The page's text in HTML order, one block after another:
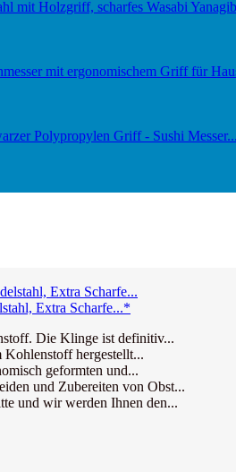
Extra Scharfe...*
Die Klinge ist definitiv...
Kohlenstoff hergestellt...
geformten und...
und Zubereiten von Obst...
und wir werden Ihnen den...